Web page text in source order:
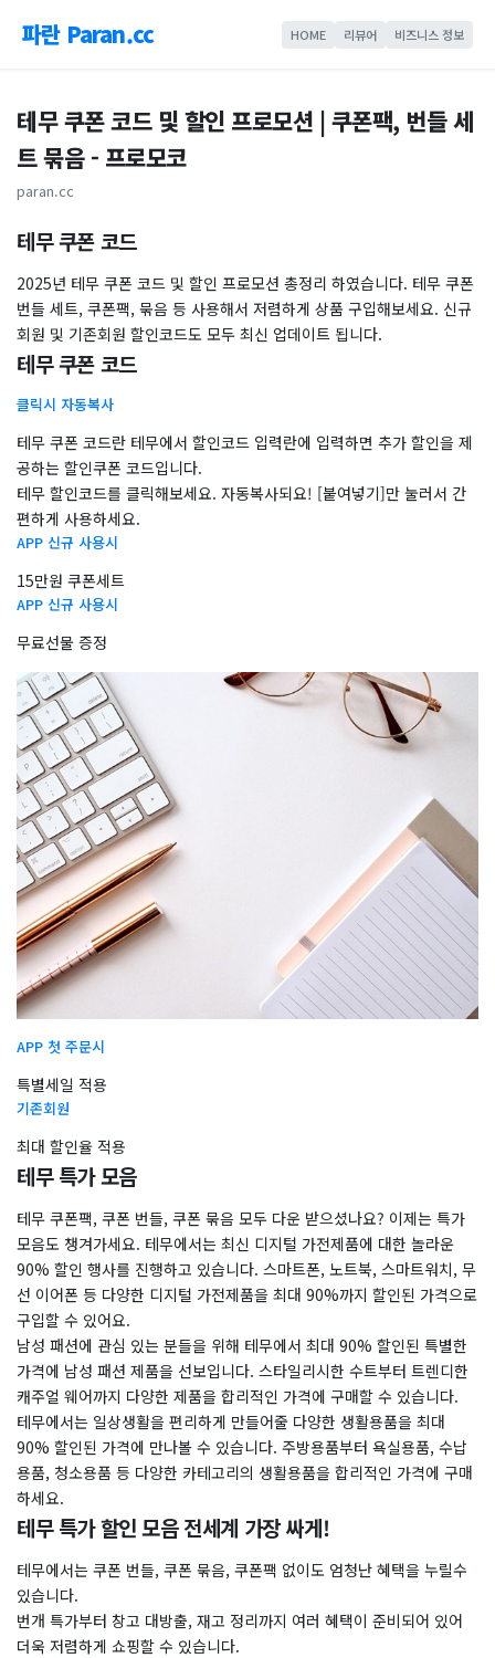
파란 Paran.cc HOME 리뷰어 비즈니스 정보
테무 쿠폰 코드 및 할인 프로모션 | 쿠폰팩, 번들 세
트 묶음 - 프로모코
paran.cc
테무 쿠폰 코드
2025년 테무 쿠폰 코드 및 할인 프로모션 총정리 하였습니다. 테무 쿠폰
번들 세트, 쿠폰팩, 묶음 등 사용해서 저렴하게 상품 구입해보세요. 신규
회원 및 기존회원 할인코드도 모두 최신 업데이트 됩니다.
테무 쿠폰 코드
클릭시 자동복사
테무 쿠폰 코드란 테무에서 할인코드 입력란에 입력하면 추가 할인을 제
공하는 할인쿠폰 코드입니다.
테무 할인코드를 클릭해보세요. 자동복사되요! [붙여넣기]만 눌러서 간
편하게 사용하세요.
APP 신규 사용시
15만원 쿠폰세트
APP 신규 사용시
무료선물 증정
APP 첫 주문시
특별세일 적용
기존회원
최대 할인율 적용
테무 특가 모음
테무 쿠폰팩, 쿠폰 번들, 쿠폰 묶음 모두 다운 받으셨나요? 이제는 특가
모음도 챙겨가세요. 테무에서는 최신 디지털 가전제품에 대한 놀라운
90% 할인 행사를 진행하고 있습니다. 스마트폰, 노트북, 스마트워치, 무
선 이어폰 등 다양한 디지털 가전제품을 최대 90%까지 할인된 가격으로
구입할 수 있어요.
남성 패션에 관심 있는 분들을 위해 테무에서 최대 90% 할인된 특별한
가격에 남성 패션 제품을 선보입니다. 스타일리시한 수트부터 트렌디한
캐주얼 웨어까지 다양한 제품을 합리적인 가격에 구매할 수 있습니다.
테무에서는 일상생활을 편리하게 만들어줄 다양한 생활용품을 최대
90% 할인된 가격에 만나볼 수 있습니다. 주방용품부터 욕실용품, 수납
용품, 청소용품 등 다양한 카테고리의 생활용품을 합리적인 가격에 구매
하세요.
테무 특가 할인 모음 전세계 가장 싸게!
테무에서는 쿠폰 번들, 쿠폰 묶음, 쿠폰팩 없이도 엄청난 혜택을 누릴수
있습니다.
번개 특가부터 창고 대방출, 재고 정리까지 여러 혜택이 준비되어 있어
더욱 저렴하게 쇼핑할 수 있습니다.